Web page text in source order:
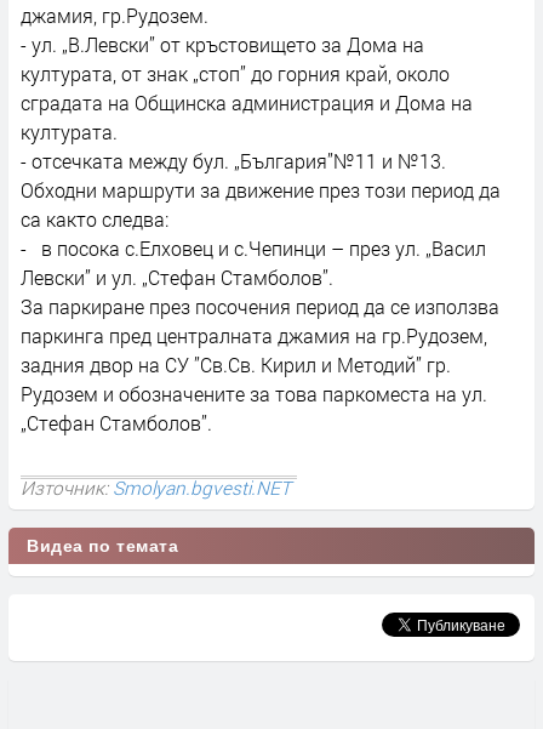
джамия, гр.Рудозем.
- ул. „В.Левски” от кръстовището за Дома на
културата, от знак „стоп” до горния край, около
сградата на Общинска администрация и Дома на
културата.
- отсечката между бул. „България”№11 и №13.
Обходни маршрути за движение през този период да
са както следва:
- в посока с.Елховец и с.Чепинци – през ул. „Васил
Левски” и ул. „Стефан Стамболов”.
За паркиране през посочения период да се използва
паркинга пред централната джамия на гр.Рудозем,
задния двор на СУ ”Св.Св. Кирил и Методий” гр.
Рудозем и обозначените за това паркоместа на ул.
„Стефан Стамболов”.
Източник:Smolyan.bgvesti.NET
Видеа по темата